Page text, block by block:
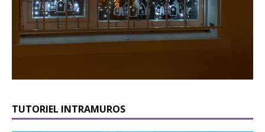
TUTORIEL INTRAMUROS